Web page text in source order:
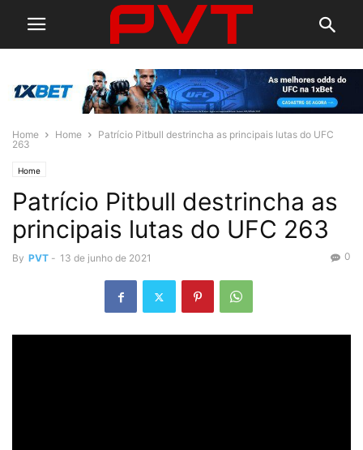
Home Home
Patrício Pitbull destrincha as principais lutas do UFC
263
Home
Patrício Pitbull destrincha as
principais lutas do UFC 263
By PVT - 13 de junho de 2021 0